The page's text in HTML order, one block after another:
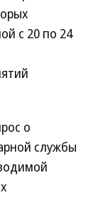
с 20 по 24
о
службы